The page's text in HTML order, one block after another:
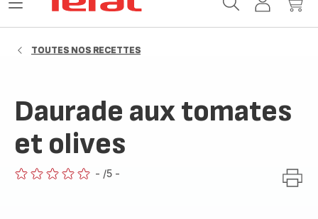
MonMon
Ouvrir
TOUTES NOS RECETTES
Daurade aux tomates
et olives
- /5 -